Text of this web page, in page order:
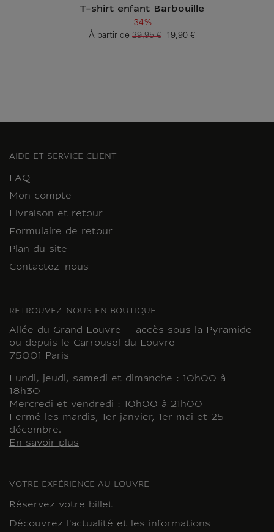
T-shirt enfant Barbouille
-34%
À partir de
Prix ​​actuel
19,90 €
Ancien prix
29,95 €
AIDE ET SERVICE CLIENT
FAQ
Mon compte
Livraison et retour
Formulaire de retour
Plan du site
Contactez-nous
RETROUVEZ-NOUS EN BOUTIQUE
Allée du Grand Louvre – accès sous la Pyramide
ou depuis le Carrousel du Louvre
75001 Paris
Lundi, jeudi, samedi et dimanche : 10h00 à
18h30
Mercredi et vendredi : 10h00 à 21h00
Fermé les mardis, 1er janvier, 1er mai et 25
décembre.
En savoir plus
VOTRE EXPÉRIENCE AU LOUVRE
Réservez votre billet
Découvrez l'actualité et les informations